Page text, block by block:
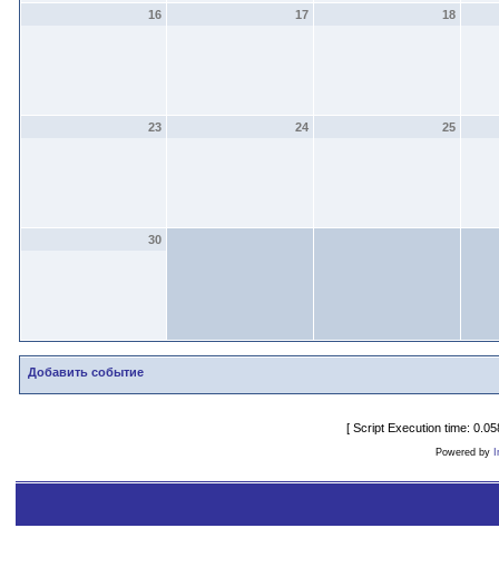
16 17 18
23 24 25
30
Добавить событие
[ Script Execution time:
Powered by